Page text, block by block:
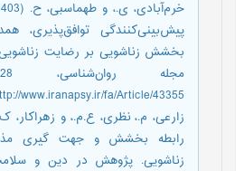
پیش‌‌بینی‌‌کنندگی توافق‌پذیری،
بخشش زناشویی بر رضایت زناشویی
www.iranapsy.ir/fa/Article/43355
رابطه بخشش و جهت گیری